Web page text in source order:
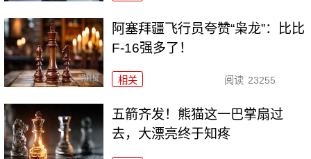
阿塞拜疆飞行员夸赞“枭龙”：比比
F-16强多了！
相关 阅读 23255
五箭齐发！熊猫这一巴掌扇过
去，大漂亮终于知疼